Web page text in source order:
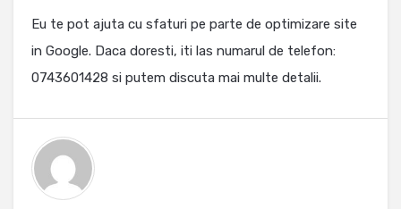
Eu te pot ajuta cu sfaturi pe parte de optimizare site
in Google. Daca doresti, iti las numarul de telefon:
0743601428 si putem discuta mai multe detalii.